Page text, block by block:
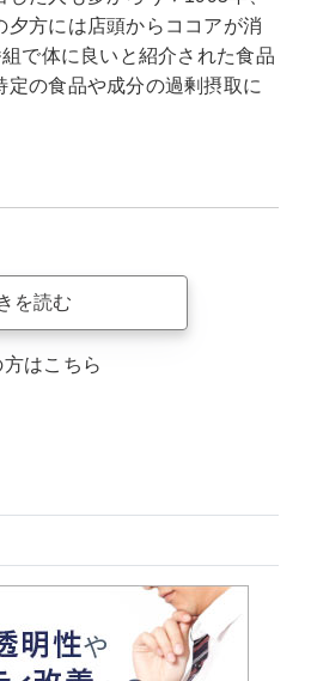
方には店頭からココアが消
で体に良いと紹介された食品
の食品や成分の過剰摂取に
を読む
はこちら